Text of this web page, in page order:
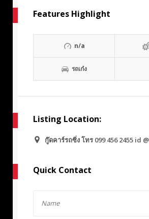
Features Highlight
n/a
รถเก๋ง
Listing Location:
กู๊ดคาร์รถซิ่ง โทร 099 456 2455 id
Quick Contact